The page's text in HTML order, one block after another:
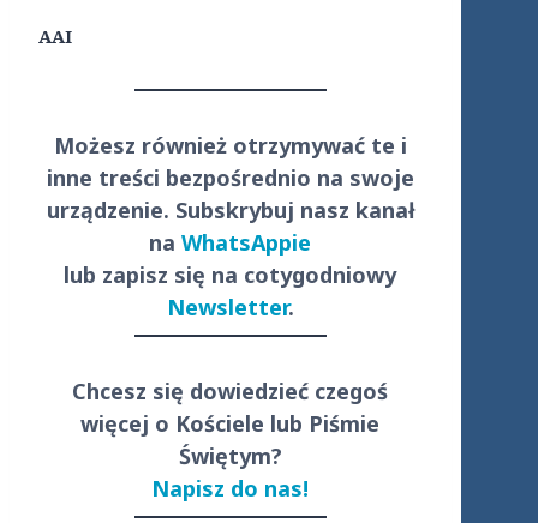
AAI
Możesz również otrzymywać te i
inne treści bezpośrednio na swoje
urządzenie. Subskrybuj nasz kanał
naWhatsAppie
lub zapisz się na cotygodniowy
Newsletter.
Chcesz się dowiedzieć czegoś
więcej o Kościele lub Piśmie
Świętym?
Napisz do nas!